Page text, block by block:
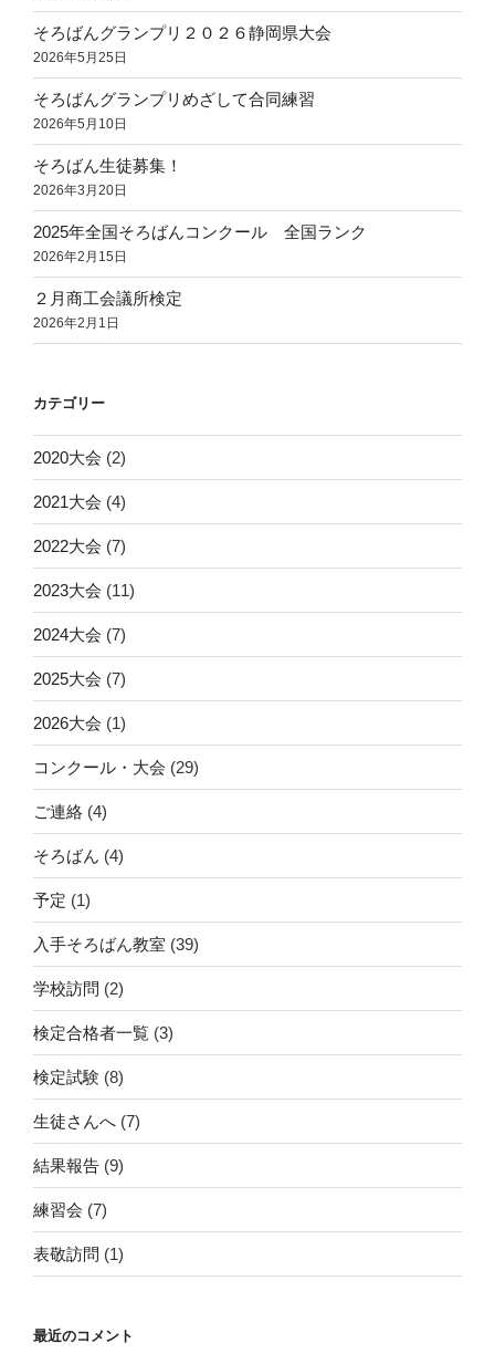
そろばんグランプリ２０２６静岡県大会
2026年5月25日
そろばんグランプリめざして合同練習
2026年5月10日
そろばん生徒募集！
2026年3月20日
2025年全国そろばんコンクール 全国ランク
2026年2月15日
２月商工会議所検定
2026年2月1日
カテゴリー
2020大会 (2)
2021大会 (4)
2022大会 (7)
2023大会 (11)
2024大会 (7)
2025大会 (7)
2026大会 (1)
コンクール・大会 (29)
ご連絡 (4)
そろばん (4)
予定 (1)
入手そろばん教室 (39)
学校訪問 (2)
検定合格者一覧 (3)
検定試験 (8)
生徒さんへ (7)
結果報告 (9)
練習会 (7)
表敬訪問 (1)
最近のコメント